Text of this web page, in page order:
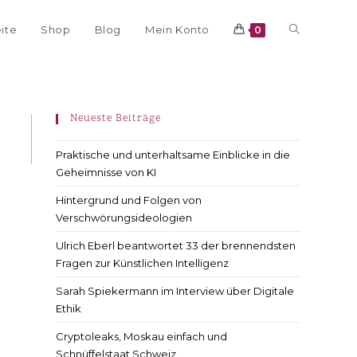
Shop Blog Mein Konto 0
Neueste Beiträge
Praktische und unterhaltsame Einblicke in die
Geheimnisse von KI
Hintergrund und Folgen von
Verschwörungsideologien
Ulrich Eberl beantwortet 33 der brennendsten
Fragen zur Künstlichen Intelligenz
Sarah Spiekermann im Interview über Digitale
Ethik
Cryptoleaks, Moskau einfach und
Schnüffelstaat Schweiz